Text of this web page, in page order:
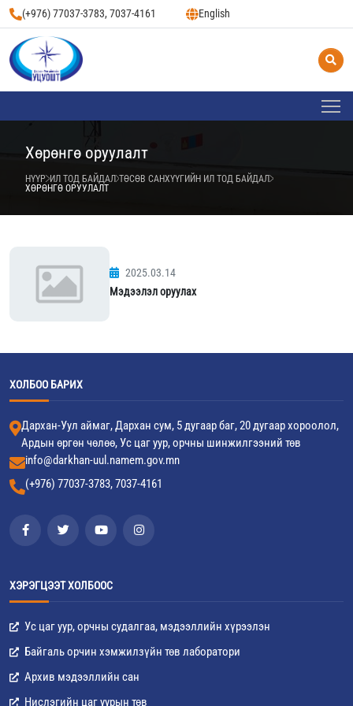
(+976) 77037-3783, 7037-4161 English
Хөрөнгө оруулалт
НҮҮР ИЛ ТОД БАЙДАЛ ТӨСӨВ САНХҮҮГИЙН ИЛ ТОД БАЙДАЛ
ХӨРӨНГӨ ОРУУЛАЛТ
2025.03.14
Мэдээлэл оруулах
ХОЛБОО БАРИХ
Дархан-Уул аймаг, Дархан сум, 5 дугаар баг, 20 дугаар хороолол,
Ардын өргөн чөлөө, Ус цаг уур, орчны шинжилгээний төв
info@darkhan-uul.namem.gov.mn
(+976) 77037-3783, 7037-4161
ХЭРЭГЦЭЭТ ХОЛБООС
Ус цаг уур, орчны судалгаа, мэдээллийн хүрээлэн
Байгаль орчин хэмжилзүйн төв лаборатори
Архив мэдээллийн сан
Нислэгийн цаг уурын төв